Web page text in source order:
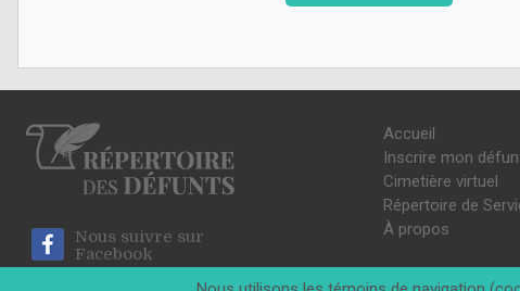
Nous suivre sur
Facebook
Accueil
Inscrire mon
Cimetière virtuel
Répertoire de
À propos